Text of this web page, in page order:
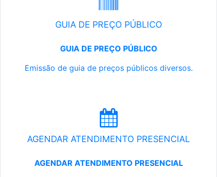
GUIA DE PREÇO PÚBLICO
GUIA DE PREÇO PÚBLICO
Emissão de guia de preços públicos diversos.
AGENDAR ATENDIMENTO PRESENCIAL
AGENDAR ATENDIMENTO PRESENCIAL